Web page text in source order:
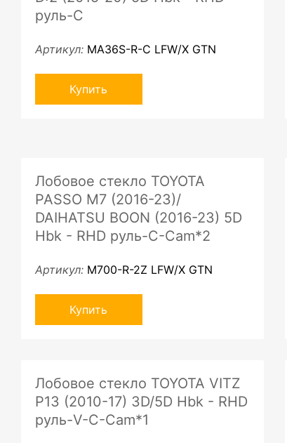
руль-C
Артикул: MA36S-R-C LFW/X GTN
Купить
Лобовое стекло TOYOTA
PASSO M7 (2016-23)/
DAIHATSU BOON (2016-23) 5D
Hbk - RHD руль-C-Cam*2
Артикул: M700-R-2Z LFW/X GTN
Купить
Лобовое стекло TOYOTA VITZ
P13 (2010-17) 3D/5D Hbk - RHD
руль-V-С-Cam*1